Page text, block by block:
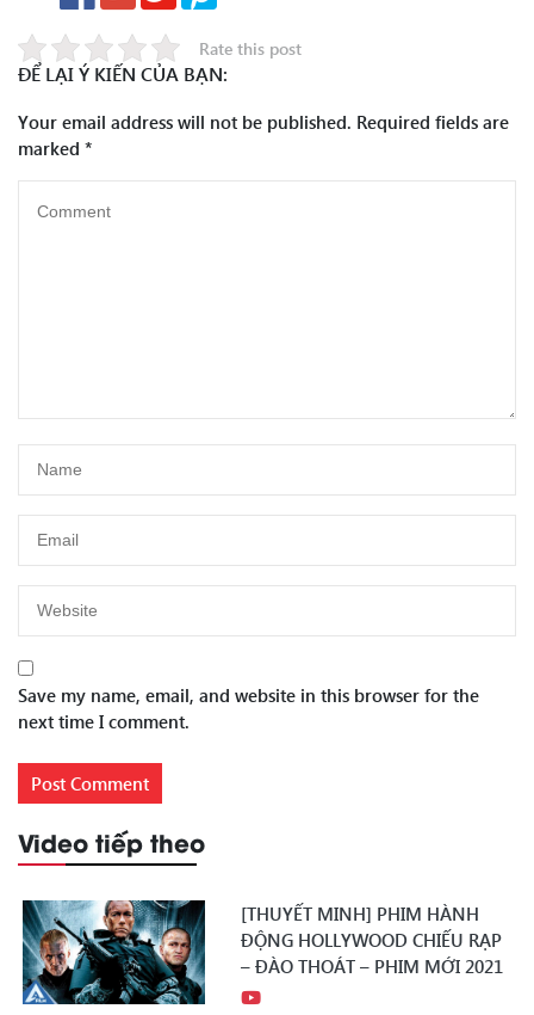
Rate this post
ĐỂ LẠI Ý KIẾN CỦA BẠN:
Your email address will not be published. Required fields are
marked *
Save my name, email, and website in this browser for the
next time I comment.
Video tiếp theo
[THUYẾT MINH] PHIM HÀNH
ĐỘNG HOLLYWOOD CHIẾU RẠP
– ĐÀO THOÁT – PHIM MỚI 2021